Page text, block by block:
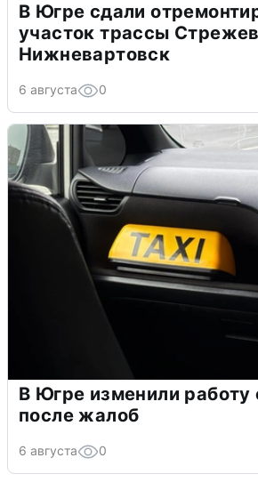
В Югре сдали
участок трассы
Нижневартовск
6 августа 0
В Югре изменили работу
после жалоб
6 августа 0